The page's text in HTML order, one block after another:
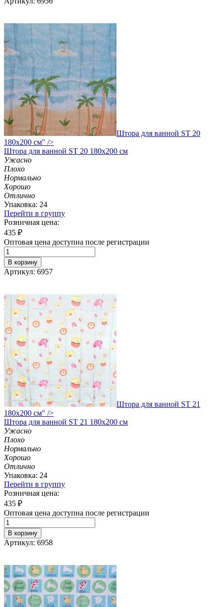
Штора для ванной ST 20
180х200 см" />
Штора для ванной ST 20 180х200 см
Ужасно
Плохо
Нормально
Хорошо
Отлично
Упаковка: 24
Перейти в группу
Розничная цена:
435 ₽
Оптовая цена доступна после регистрации
В корзину
Артикул: 6957
Штора для ванной ST 21
180х200 см" />
Штора для ванной ST 21 180х200 см
Ужасно
Плохо
Нормально
Хорошо
Отлично
Упаковка: 24
Перейти в группу
Розничная цена:
435 ₽
Оптовая цена доступна после регистрации
В корзину
Артикул: 6958